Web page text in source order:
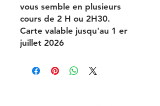
vous semble en plusieurs
cours de 2 H ou 2H30.
Carte valable jusqu'au 1 er
juillet 2026